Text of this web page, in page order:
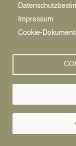
für
Impressum
Cookie-